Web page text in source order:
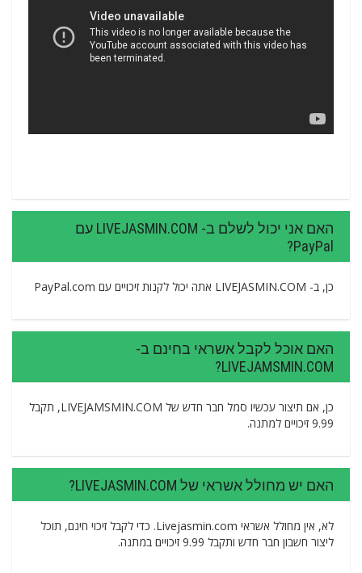
האם אני יכול לשלם ב- LIVEJASMIN.COM עם
PayPal?
כן, ב- LIVEJASMIN.COM אתה יכול לקנות זיכויים עם PayPal.com
האם אוכל לקבל אשראי בחינם ב-
LIVEJAMSMIN.COM?
כן, אם תיצור עכשיו סמל חבר חדש של LIVEJAMSMIN.COM, תקבל
9.99 זיכויים למתנה.
האם יש מחולל אשראי של LIVEJASMIN.COM?
לא, אין מחולל אשראי Livejasmin.com. כדי לקבל זיכוי חינם, תוכל
ליצור חשבון חבר חדש ותקבל 9.99 זיכויים במתנה.